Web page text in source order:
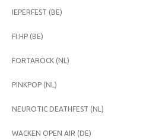
IEPERFEST (BE)
FI:HP (BE)
FORTAROCK (NL)
PINKPOP (NL)
NEUROTIC DEATHFEST (NL)
WACKEN OPEN AIR (DE)